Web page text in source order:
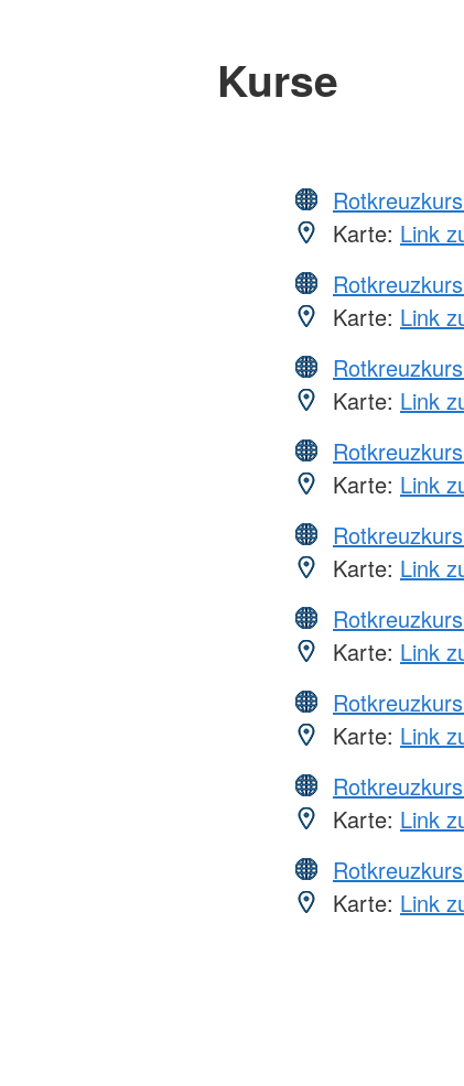
Kurse
Karte: Link
Karte: Link
Karte: Link
Karte: Link
Karte: Link
Karte: Link
Karte: Link
Karte: Link
Karte: Link